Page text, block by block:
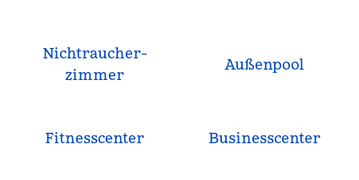
Nichtraucher­
zimmer
Außenpool
Fitnesscenter Business­center